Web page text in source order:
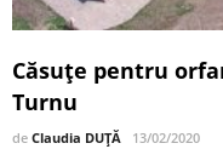
Căsuţe pentru
Turnu
de Claudia DUȚĂ 13/02/2020